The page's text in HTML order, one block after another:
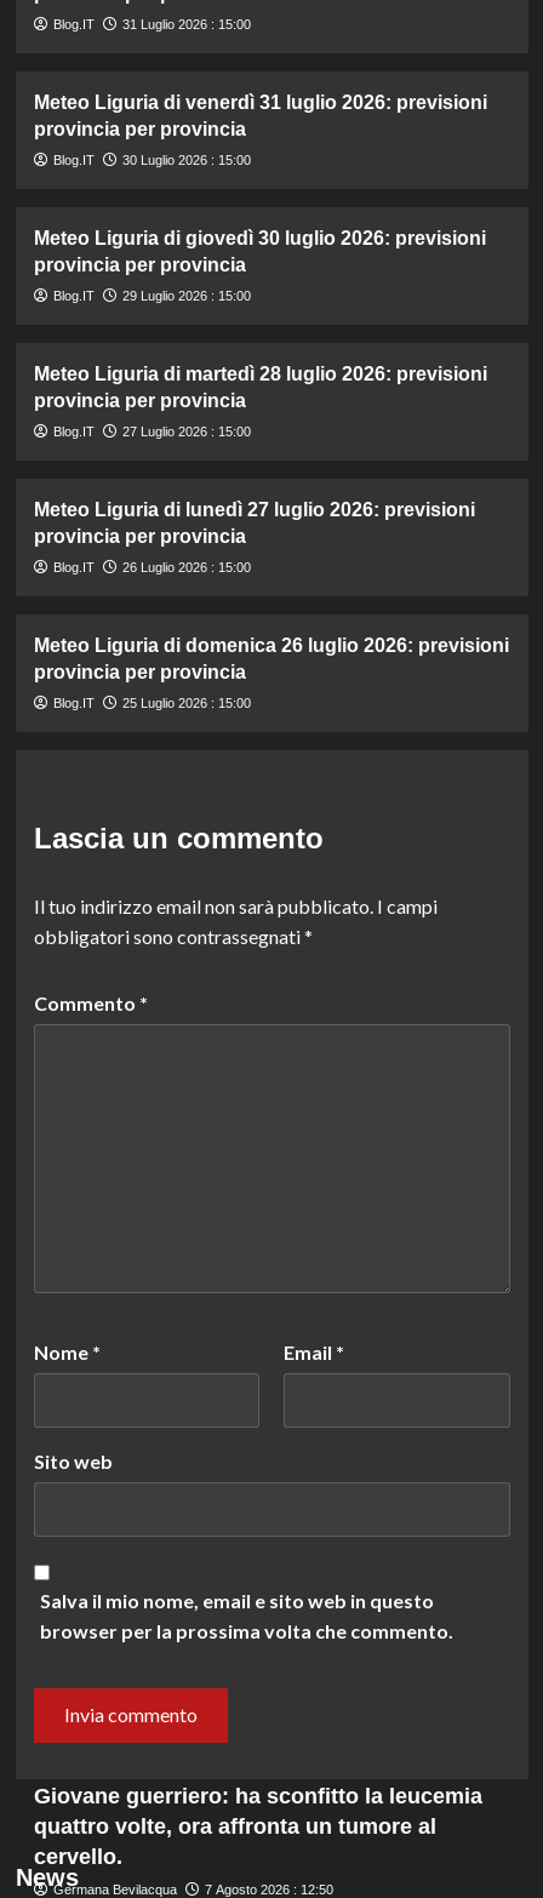
Blog.IT 31 Luglio 2026 : 15:00
Meteo Liguria di venerdì 31 luglio 2026: previsioni
provincia per provincia
Blog.IT 30 Luglio 2026 : 15:00
Meteo Liguria di giovedì 30 luglio 2026: previsioni
provincia per provincia
Blog.IT 29 Luglio 2026 : 15:00
Meteo Liguria di martedì 28 luglio 2026: previsioni
provincia per provincia
Blog.IT 27 Luglio 2026 : 15:00
Meteo Liguria di lunedì 27 luglio 2026: previsioni
provincia per provincia
Blog.IT 26 Luglio 2026 : 15:00
Meteo Liguria di domenica 26 luglio 2026: previsioni
provincia per provincia
Blog.IT 25 Luglio 2026 : 15:00
Lascia un commento
Il tuo indirizzo email non sarà pubblicato. I campi
obbligatori sono contrassegnati*
Commento *
Nome * Email *
Sito web
Salva il mio nome, email e sito web in questo
browser per la prossima volta che commento.
News
Giovane guerriero: ha sconfitto la leucemia
quattro volte, ora affronta un tumore al
cervello.
Germana Bevilacqua 7 Agosto 2026 : 12:50